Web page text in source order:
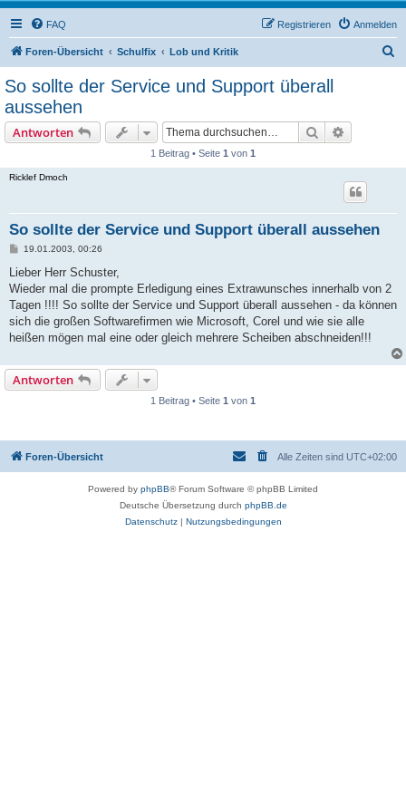
FAQ Anmelden
Registrieren
Foren-Übersicht Schulfix Lob und Kritik
So sollte der Service und Support überall
aussehen
Antworten Suche
1 Beitrag • Seite 1 von 1
Ricklef Dmoch
So sollte der Service und Support überall aussehen
B
i
r
a
g
19.01.2003, 00:26
Lieber Herr Schuster,
Wieder mal die prompte Erledigung eines Extrawunsches innerhalb von 2
Tagen !!!! So sollte der Service und Support überall aussehen - da können
sich die großen Softwarefirmen wie Microsoft, Corel und wie sie alle
heißen mögen mal eine oder gleich mehrere Scheiben abschneiden!!!
Antworten
1 Beitrag • Seite 1 von 1
Foren-Übersicht Alle Zeiten sind UTC+02:00
Powered by phpBB® Forum Software © phpBB Limited
Deutsche Übersetzung durch phpBB.de
Datenschutz| Nutzungsbedingungen